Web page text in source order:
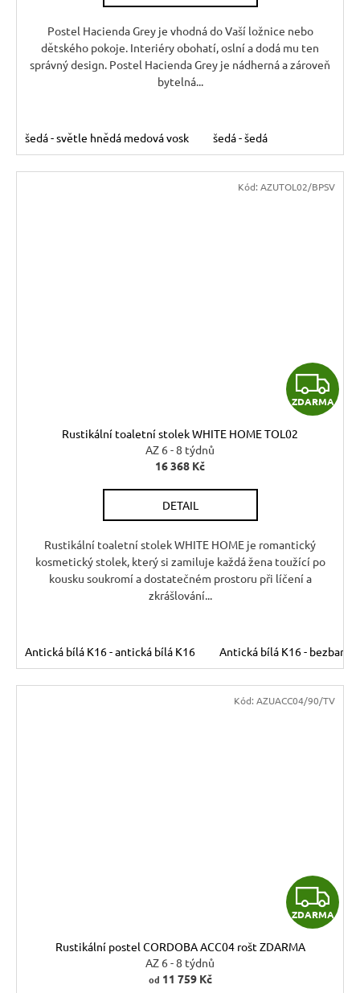
Postel Hacienda Grey je vhodná do Vaší ložnice nebo
dětského pokoje. Interiéry obohatí, oslní a dodá mu ten
správný design. Postel Hacienda Grey je nádherná a zároveň
bytelná...
šedá - světle hnědá medová vosk šedá - šedá
Z
D
ZDARMA
Rustikální toaletní stolek WHITE HOME TOL02
AZ 6 - 8 týdnů
16 368 Kč
DETAIL
Rustikální toaletní stolek WHITE HOME je romantický
kosmetický stolek, který si zamiluje každá žena toužící po
kousku soukromí a dostatečném prostoru při líčení a
zkrášlování...
Antická bílá K16 - antická bílá K16 Antická bílá K16 - bezbarvý
Kód: AZUTOL02/BPSV
Z
D
ZDARMA
Rustikální postel CORDOBA ACC04 rošt ZDARMA
AZ 6 - 8 týdnů
od 11 759 Kč
Kód: AZUACC04/90/TV